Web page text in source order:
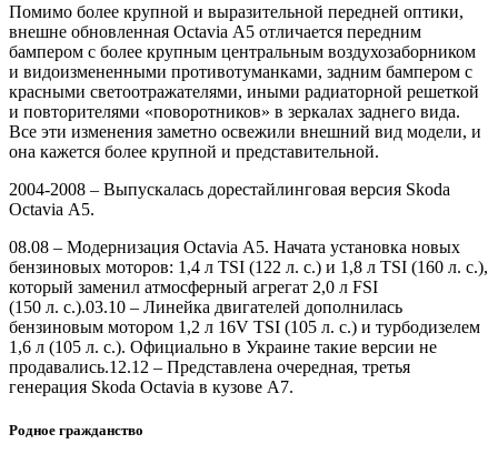
Помимо более крупной и выразительной передней оптики,
внешне обновленная Octavia А5 отличается передним
бампером с более крупным центральным воздухозаборником
и видоизмененными противотуманками, задним бампером с
красными светоотражателями, иными радиаторной решеткой
и повторителями «поворотников» в зеркалах заднего вида.
Все эти изменения заметно освежили внешний вид модели, и
она кажется более крупной и представительной.
2004-2008 – Выпускалась дорестайлинговая версия Skoda
Octavia А5.
08.08 – Модернизация Octavia А5. Начата установка новых
бензиновых моторов: 1,4 л TSI (122 л. с.) и 1,8 л TSI (160 л. с.),
который заменил атмосферный агрегат 2,0 л FSI
(150 л. с.).03.10 – Линейка двигателей дополнилась
бензиновым мотором 1,2 л 16V TSI (105 л. с.) и турбодизелем
1,6 л (105 л. с.). Официально в Украине такие версии не
продавались.12.12 – Представлена очередная, третья
генерация Skoda Octavia в кузове А7.
Родное гражданство